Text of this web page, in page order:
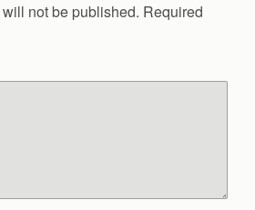
not be published. Required